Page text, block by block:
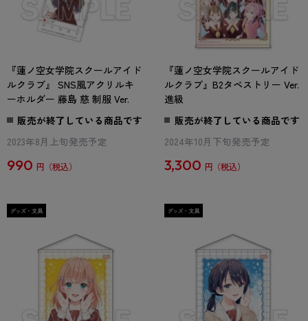
『蓮ノ空女学院スクールアイド
ルクラブ』 SNS風アクリルキ
ーホルダー 藤島 慈 制服 Ver.
販売が終了している商品です
2023年8月上旬発売予定
990 円
『蓮ノ空女学院スクールアイド
ルクラブ』B2タペストリー Ver.
進級
販売が終了している商品です
2024年10月下旬発売予定
3,300 円